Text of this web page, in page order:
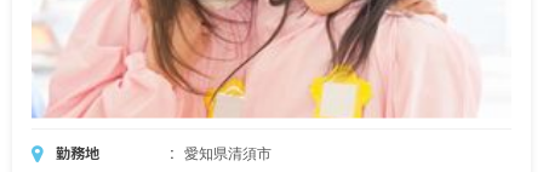
勤務地 愛知県清須市